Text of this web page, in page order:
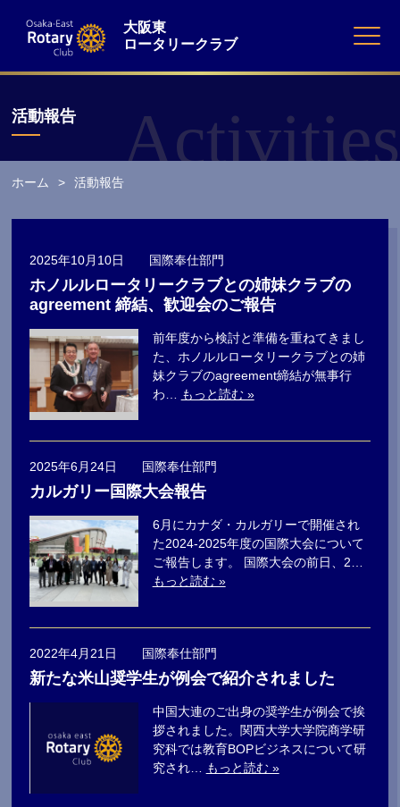
大阪東
ロータリークラブ
活動報告 Activities
ホーム 活動報告
2025年10月10日 国際奉仕部門
ホノルルロータリークラブとの姉妹クラブの
agreement 締結、歓迎会のご報告
前年度から検討と準備を重ねてきまし
た、ホノルルロータリークラブとの姉
妹クラブのagreement締結が無事行
わ…
もっと読む »
2025年6月24日 国際奉仕部門
カルガリー国際大会報告
6月にカナダ・カルガリーで開催され
た2024-2025年度の国際大会について
ご報告します。 国際大会の前日、2…
もっと読む »
2022年4月21日 国際奉仕部門
新たな米山奨学生が例会で紹介されました
中国大連のご出身の奨学生が例会で挨
拶されました。関西大学大学院商学研
究科では教育BOPビジネスについて研
究され…
もっと読む »